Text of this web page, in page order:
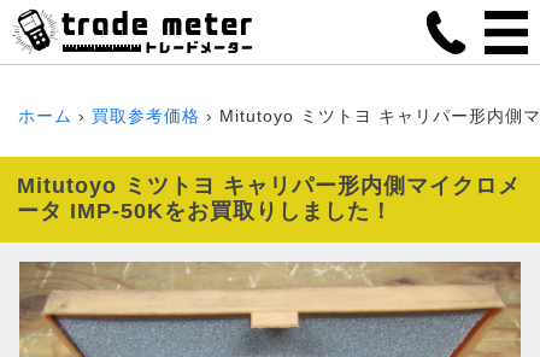
ホーム 買取参考価格 Mitutoyo ミツトヨ キャリパー形内側
Mitutoyo ミツトヨ キャリパー形内側マイクロメ
ータ IMP-50Kをお買取りしました！